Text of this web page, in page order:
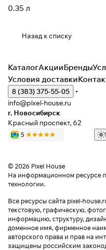
0.35 л
Назад к списку
КаталогАкцииБренды
Условия доставки
8 (383) 375-55-05
info@pixel-house.ru
г. Новосибирск
Красный проспект, 62
© 2026 Pixel House
На информационном ресурсе
технологии.
Все ресурсы сайта pixel-
текстовую, графическую,
информацию, структуру,
доменное имя, фирменное
авторского права и прав на
защищены российским